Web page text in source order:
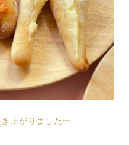
上がりました〜